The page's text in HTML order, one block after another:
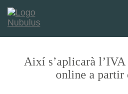
Així s’aplicarà l’IVA
online a partir